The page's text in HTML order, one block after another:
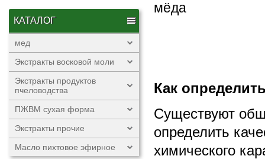
КАТАЛОГ
мед
Экстракты восковой моли
Экстракты продуктов
пчеловодства
ПЖВМ сухая форма
Экстракты прочие
Масло пихтовое эфирное
мёда
Как
Существуют
определить
химического